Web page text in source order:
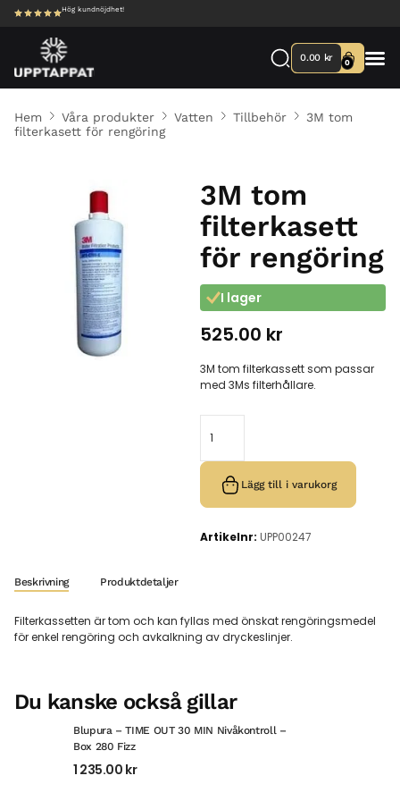
Hög kundnöjdhet!
0.00 kr 0
Hem Våra produkter Vatten Tillbehör
3M tom
filterkasett för rengöring
3M tom
filterkasett
för rengöring
I lager
525.00 kr
3M tom filterkassett som passar
med 3Ms filterhållare.
Lägg till i varukorg
Artikelnr: UPP00247
Beskrivning Produktdetaljer
Filterkassetten är tom och kan fyllas med önskat rengöringsmedel
för enkel rengöring och avkalkning av dryckeslinjer.
Du kanske också gillar
Blupura – TIME OUT 30 MIN Nivåkontroll –
Box 280 Fizz
1 235.00 kr